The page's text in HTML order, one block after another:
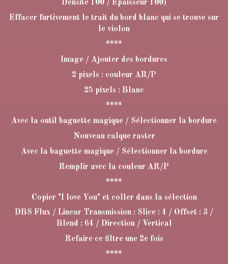
Densité 100 / Epaisseur 100)
Effacer furtivement le trait du bord blanc qui se trouve sur
le violon
****
Image / Ajouter des bordures
2 pixels : couleur AR/P
25 pixels : Blanc
****
Avec la outil baguette magique / Sélectionner la bordure
Nouveau calque raster
Avec la baguette magique / Sélectionner la bordure
Remplir avec la couleur AR/P
****
Copier "I love You" et coller dans la sélection
DBS Flux / Linear Transmission : Slice : 4 / Offset : 3 /
Blend : 64 / Direction / Vertical
Refaire ce filtre une 2e fois
****